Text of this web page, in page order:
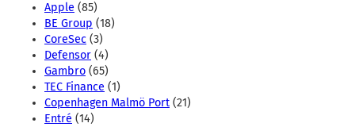
Apple (85)
BE Group (18)
CoreSec (3)
Defensor (4)
Gambro (65)
TEC Finance (1)
Copenhagen Malmö Port (21)
Entré (14)